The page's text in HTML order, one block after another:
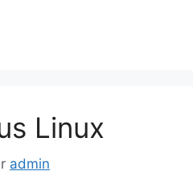
Linux
admin